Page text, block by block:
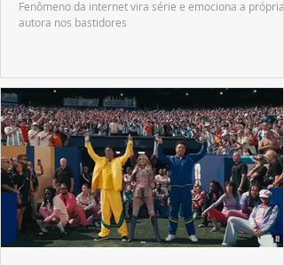
Fenômeno da internet vira série e emociona a própria
autora nos bastidores